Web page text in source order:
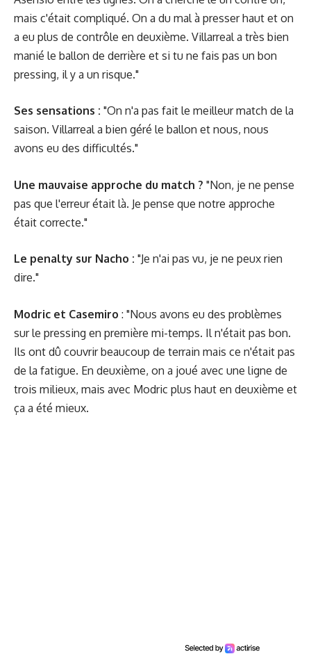
mais c'était compliqué. On a du mal à presser haut et on
a eu plus de contrôle en deuxième. Villarreal a très bien
manié le ballon de derrière et si tu ne fais pas un bon
pressing, il y a un risque."
Ses sensations : "On n'a pas fait le meilleur match de la
saison. Villarreal a bien géré le ballon et nous, nous
avons eu des difficultés."
Une mauvaise approche du match ? "Non, je ne pense
pas que l'erreur était là. Je pense que notre approche
était correcte."
Le penalty sur Nacho : "Je n'ai pas vu, je ne peux rien
dire."
Modric et Casemiro : "Nous avons eu des problèmes
sur le pressing en première mi-temps. Il n'était pas bon.
Ils ont dû couvrir beaucoup de terrain mais ce n'était pas
de la fatigue. En deuxième, on a joué avec une ligne de
trois milieux, mais avec Modric plus haut en deuxième et
ça a été mieux.